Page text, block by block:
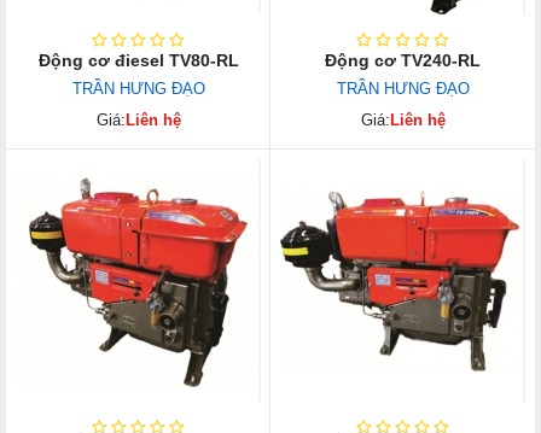
Động cơ điesel TV80-RL
TRẦN HƯNG ĐẠO
Giá: Liên hệ
Động cơ TV240-RL
TRẦN HƯNG ĐẠO
Giá: Liên hệ